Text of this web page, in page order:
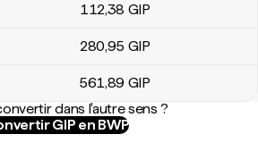
112,38 GIP
280,95 GIP
561,89 GIP
dans l'autre sens ?
GIP en BWP